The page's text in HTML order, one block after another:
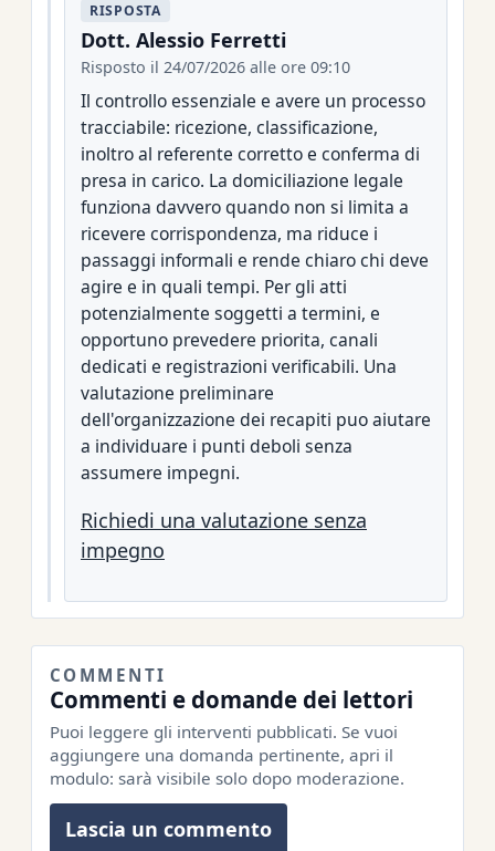
RISPOSTA
Dott. Alessio Ferretti
Risposto il 24/07/2026 alle ore 09:10
Il controllo essenziale e avere un processo
tracciabile: ricezione, classificazione,
inoltro al referente corretto e conferma di
presa in carico. La domiciliazione legale
funziona davvero quando non si limita a
ricevere corrispondenza, ma riduce i
passaggi informali e rende chiaro chi deve
agire e in quali tempi. Per gli atti
potenzialmente soggetti a termini, e
opportuno prevedere priorita, canali
dedicati e registrazioni verificabili. Una
valutazione preliminare
dell'organizzazione dei recapiti puo aiutare
a individuare i punti deboli senza
assumere impegni.
Richiedi una valutazione senza
impegno
COMMENTI
Commenti e domande dei lettori
Puoi leggere gli interventi pubblicati. Se vuoi
aggiungere una domanda pertinente, apri il
modulo: sarà visibile solo dopo moderazione.
Lascia un commento